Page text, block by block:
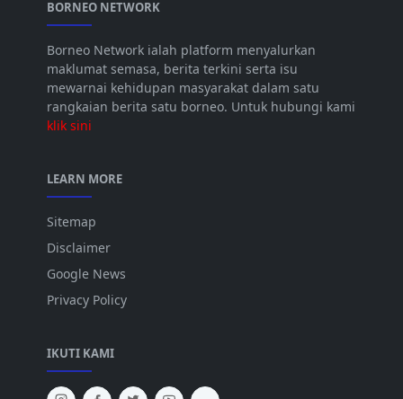
BORNEO NETWORK
Borneo Network ialah platform menyalurkan
maklumat semasa, berita terkini serta isu
mewarnai kehidupan masyarakat dalam satu
rangkaian berita satu borneo. Untuk hubungi kami
klik sini
LEARN MORE
Sitemap
Disclaimer
Google News
Privacy Policy
IKUTI KAMI